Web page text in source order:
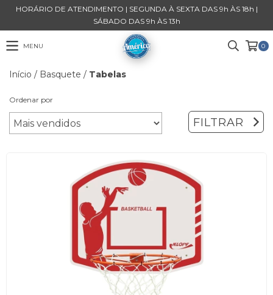
HORÁRIO DE ATENDIMENTO | SEGUNDA À SEXTA DAS 9h ÀS 18h |
SÁBADO DAS 9h ÀS 13h
MENU 0
Início / Basquete / Tabelas
Ordenar por
FILTRAR